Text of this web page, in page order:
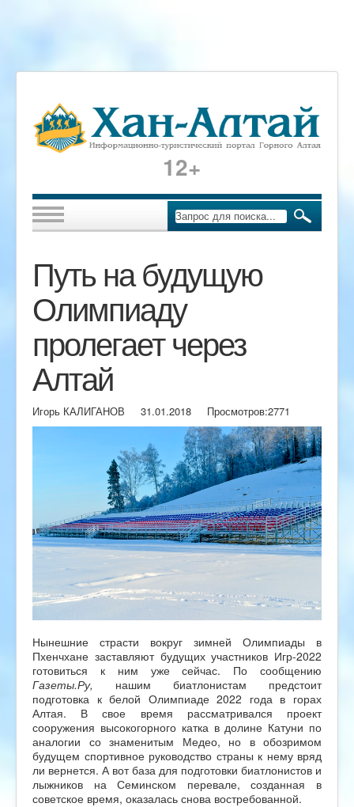
12+
Путь на будущую
Олимпиаду
пролегает через
Алтай
Игорь КАЛИГАНОВ 31.01.2018 Просмотров:2771
Нынешние страсти вокруг зимней Олимпиады в
Пхенчхане заставляют будущих участников Игр-2022
готовиться к ним уже сейчас. По сообщению
Газеты.Ру, нашим биатлонистам предстоит
подготовка к белой Олимпиаде 2022 года в горах
Алтая. В свое время рассматривался проект
сооружения высокогорного катка в долине Катуни по
аналогии со знаменитым Медео, но в обозримом
будущем спортивное руководство страны к нему вряд
ли вернется. А вот база для подготовки биатлонистов и
лыжников на Семинском перевале, созданная в
советское время, оказалась снова востребованной.